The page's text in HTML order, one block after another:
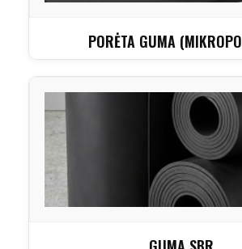
PORĖTA GUMA